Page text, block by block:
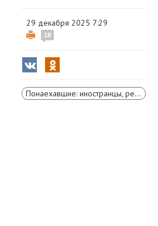
29 декабря 2025 7:29
18
Понаехавшие: иностранцы, решившие жить в Сибири